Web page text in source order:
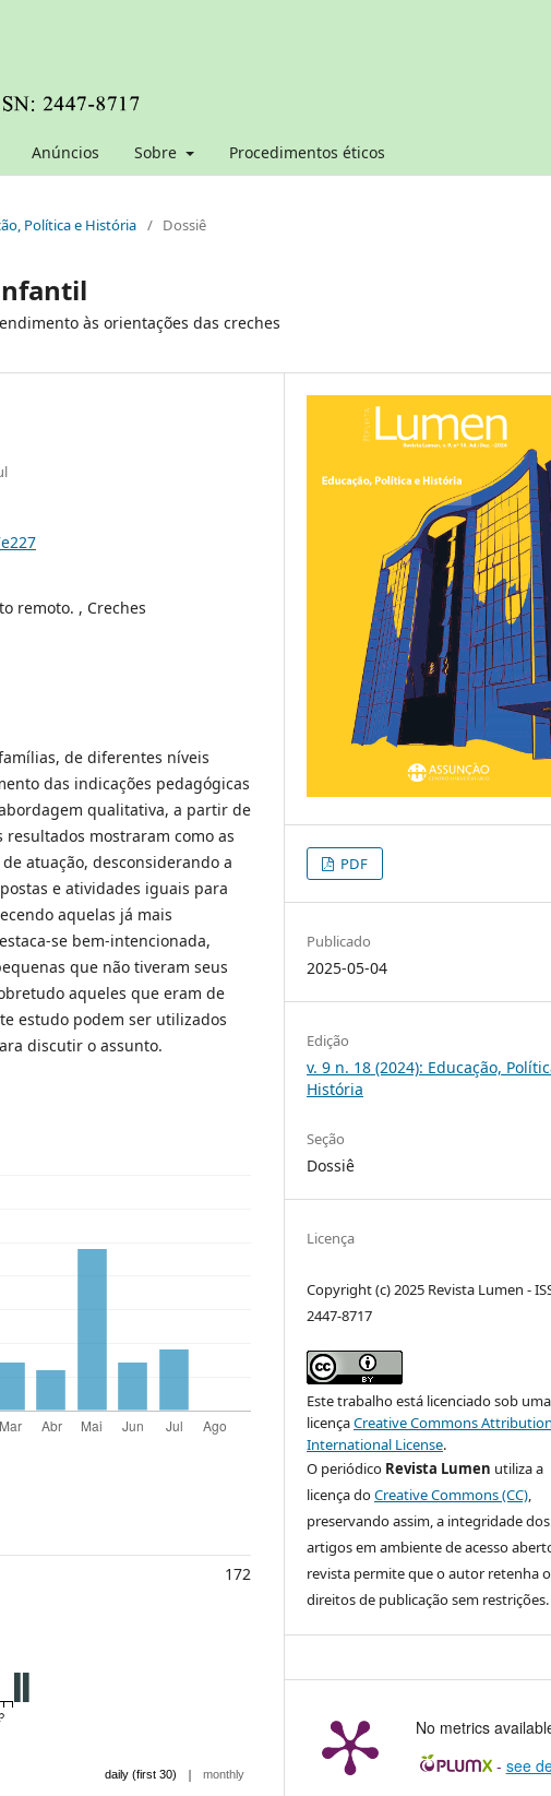
Anúncios Sobre Procedimentos éticos
Política e História / Dossiê
às orientações das creches
remoto. , Creches
de diferentes níveis
das indicações pedagógicas
qualitativa, a partir de
mostraram como as
atuação, desconsiderando a
e atividades iguais para
aquelas já mais
se bem-intencionada,
que não tiveram seus
aqueles que eram de
estudo podem ser utilizados
discutir o assunto.
172
daily (first 30) | monthly
PDF
Publicado
2025-05-04
Edição
v. 9 n. 18 (2024): Educação,
História
Seção
Dossiê
Licença
Copyright (c) 2025 Revista Lumen -
2447-8717
Este trabalho está licenciado sob uma
licençaCreative Commons
International License.
O periódico Revista Lumen utiliza a
licença doCreative Commons (CC),
preservando assim, a integridade dos
artigos em ambiente de acesso
revista permite que o autor retenha
direitos de publicação sem restrições.
No metrics
- see